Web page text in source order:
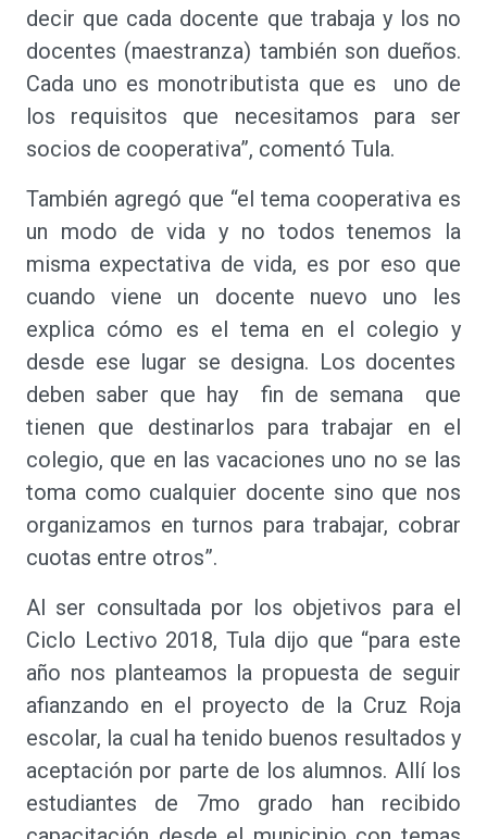
decir que cada docente que trabaja y los no
docentes (maestranza) también son dueños.
Cada uno es monotributista que es uno de
los requisitos que necesitamos para ser
socios de cooperativa”, comentó Tula.
También agregó que “el tema cooperativa es
un modo de vida y no todos tenemos la
misma expectativa de vida, es por eso que
cuando viene un docente nuevo uno les
explica cómo es el tema en el colegio y
desde ese lugar se designa. Los docentes
deben saber que hay fin de semana que
tienen que destinarlos para trabajar en el
colegio, que en las vacaciones uno no se las
toma como cualquier docente sino que nos
organizamos en turnos para trabajar, cobrar
cuotas entre otros”.
Al ser consultada por los objetivos para el
Ciclo Lectivo 2018, Tula dijo que “para este
año nos planteamos la propuesta de seguir
afianzando en el proyecto de la Cruz Roja
escolar, la cual ha tenido buenos resultados y
aceptación por parte de los alumnos. Allí los
estudiantes de 7mo grado han recibido